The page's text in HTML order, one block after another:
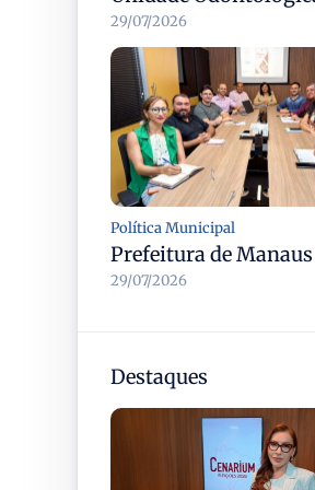
29/07/2026
Política Municipal
29/07/2026
Destaques